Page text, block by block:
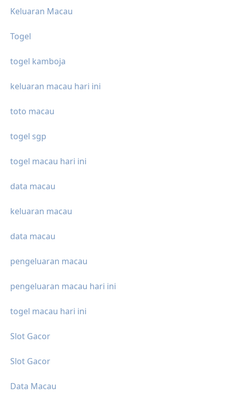
Keluaran Macau
Togel
togel kamboja
keluaran macau hari ini
toto macau
togel sgp
togel macau hari ini
data macau
keluaran macau
data macau
pengeluaran macau
pengeluaran macau hari ini
togel macau hari ini
Slot Gacor
Slot Gacor
Data Macau